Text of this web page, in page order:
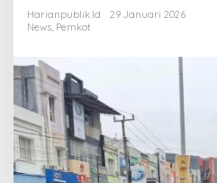
K
K
e
n
d
Harianpublik.id
29 Januari 2026
News, Pemkot